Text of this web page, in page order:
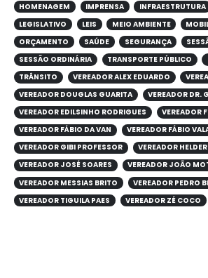
HOMENAGEM
IMPRENSA INFRAESTRUTURA
LEGISLATIVO
LEIS MEIO AMBIENTE
ORÇAMENTO
SAÚDE SEGURANÇA
SESSÃO ORDINÁRIA
TRANSPORTE PÚBLICO
TRÂNSITO
VEREADOR ALEX EDUARDO
VEREADOR DOUGLAS GUARITA
VEREADOR DR.
VEREADOR EDILSINHO RODRIGUES
VEREADOR
VEREADOR FÁBIO DA VAN
VEREADOR FÁBIO
VEREADOR GIBI PROFESSOR
VEREADOR
VEREADOR JOSÉ SOARES
VEREADOR JOÃO
VEREADOR MESSIAS BRITO
VEREADOR PEDRO
VEREADOR TIGUILA PAES
VEREADOR ZÉ COCO